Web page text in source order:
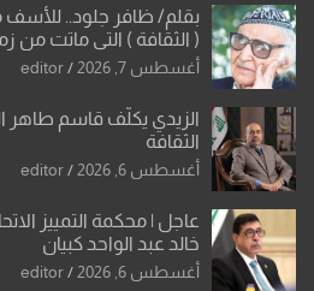
بقلم/ ظافر جلود.. للأسف
والإرث العظيم للثقافة
أغسطس 7, 2026 editor
الزيدي يكلّف قاسم طاهر
الثقافة
أغسطس 6, 2026 editor
عاجل | محكمة التمييز
خالد عبد الواحد كبيان
أغسطس 6, 2026 editor